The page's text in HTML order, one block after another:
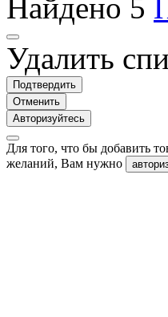
Найдено 5
Удалить
Подтвердить
Отменить
Авторизуйтесь
Для того, что бы добавить
желаний, Вам нужно